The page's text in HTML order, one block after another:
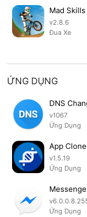
Mad
v2.8.6
Đua Xe
ỨNG DỤNG
DNS
v1067
Ứng Dụng
App
v1.5.19
Ứng Dụng
Ứng Dụng